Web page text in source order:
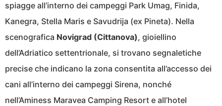
spiagge all’interno dei campeggi Park Umag, Finida,
Kanegra, Stella Maris e Savudrija (ex Pineta). Nella
scenografica Novigrad (Cittanova), gioiellino
dell’Adriatico settentrionale, si trovano segnaletiche
precise che indicano la zona consentita all’accesso dei
cani all’interno dei campeggi Sirena, nonché
nell’Aminess Maravea Camping Resort e all’hotel